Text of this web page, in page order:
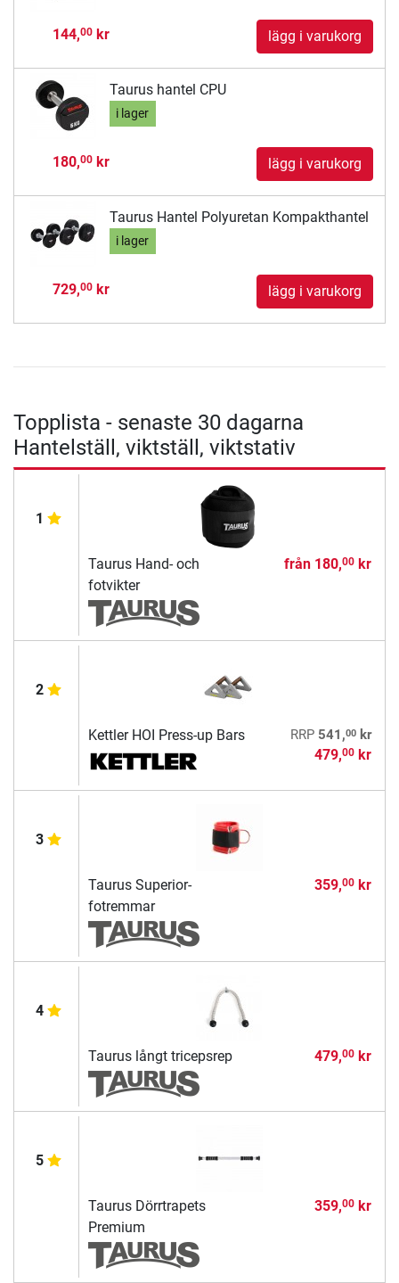
144,00kr lägg i varukorg
Taurus hantel CPU
i lager
180,00kr lägg i varukorg
Taurus Hantel Polyuretan Kompakthantel
i lager
729,00kr lägg i varukorg
Topplista - senaste 30 dagarna
Hantelställ, viktställ, viktstativ
1
Taurus Hand- och
fotvikter
från 180,00kr
2
Kettler HOI Press-up Bars RRP 541,00kr
479,00kr
3
Taurus Superior-
fotremmar
359,00kr
4
Taurus långt tricepsrep 479,00kr
5
Taurus Dörrtrapets
Premium
359,00kr